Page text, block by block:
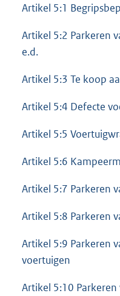
Artikel 5:1
Artikel 5:2 Parkeren
e.d.
Artikel 5:3 Te koop
Artikel 5:4 Defecte
Artikel 5:5
Artikel 5:6
Artikel 5:7 Parkeren
Artikel 5:8 Parkeren
Artikel 5:9 Parkeren
voertuigen
Artikel 5:10